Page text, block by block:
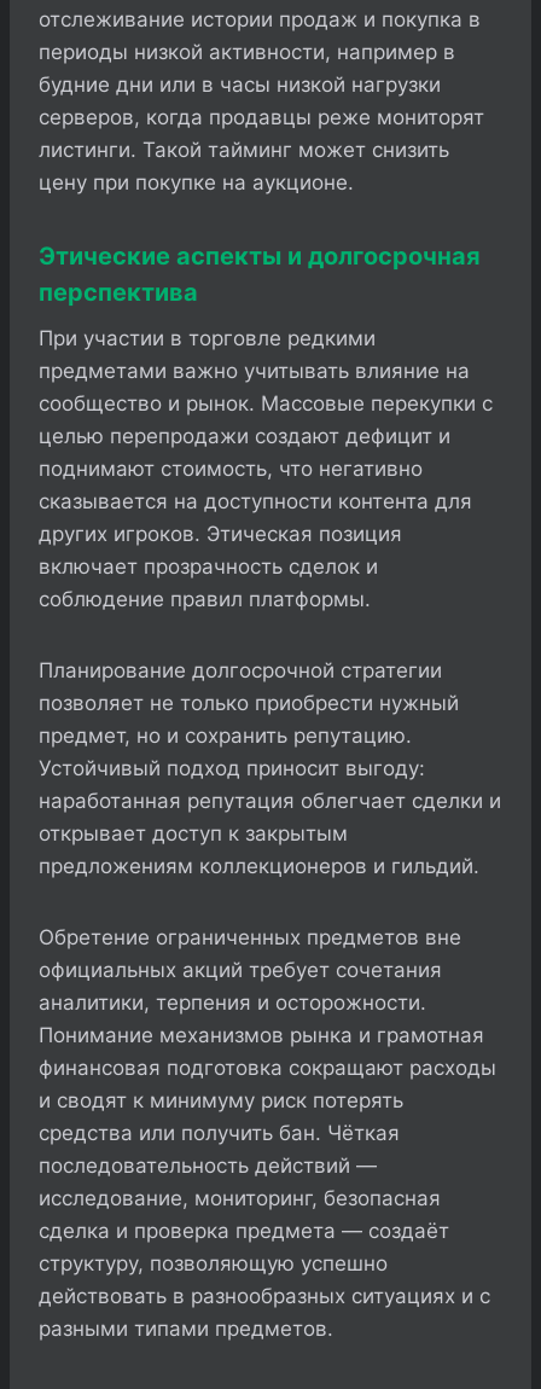
отслеживание истории продаж и покупка в
периоды низкой активности, например в
будние дни или в часы низкой нагрузки
серверов, когда продавцы реже мониторят
листинги. Такой тайминг может снизить
цену при покупке на аукционе.
Этические аспекты и долгосрочная
перспектива
При участии в торговле редкими
предметами важно учитывать влияние на
сообщество и рынок. Массовые перекупки с
целью перепродажи создают дефицит и
поднимают стоимость, что негативно
сказывается на доступности контента для
других игроков. Этическая позиция
включает прозрачность сделок и
соблюдение правил платформы.
Планирование долгосрочной стратегии
позволяет не только приобрести нужный
предмет, но и сохранить репутацию.
Устойчивый подход приносит выгоду:
наработанная репутация облегчает сделки и
открывает доступ к закрытым
предложениям коллекционеров и гильдий.
Обретение ограниченных предметов вне
официальных акций требует сочетания
аналитики, терпения и осторожности.
Понимание механизмов рынка и грамотная
финансовая подготовка сокращают расходы
и сводят к минимуму риск потерять
средства или получить бан. Чёткая
последовательность действий —
исследование, мониторинг, безопасная
сделка и проверка предмета — создаёт
структуру, позволяющую успешно
действовать в разнообразных ситуациях и с
разными типами предметов.